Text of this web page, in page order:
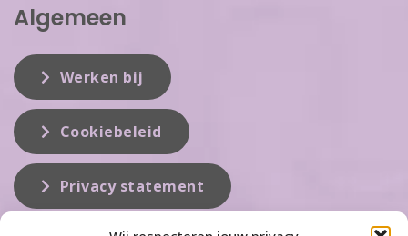
Algemeen
Werken bij
Cookiebeleid
Privacy statement